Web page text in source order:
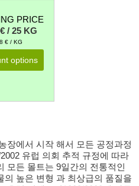
PRICE
/ 25 KG
€ / KG
options
장에서 시작 해서 모든 공정과정
유럽 의회 추적 규정에 따라
모든 몰트는 9일간의 전통적인
높은 변형 과 최상급의 품질을